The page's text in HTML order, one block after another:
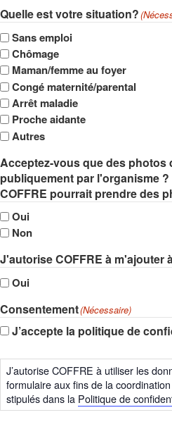
Quelle est votre situation?
Sans emploi
Chômage
Maman/femme au foyer
Congé maternité/parental
Arrêt maladie
Proche aidante
Autres
Acceptez-vous que des photos
publiquement par l'organisme ?
COFFRE pourrait prendre des
Oui
Non
J'autorise COFFRE à m'ajouter
Oui
Consentement(Nécessaire)
J’accepte la politique de
J’autorise COFFRE à utiliser les
formulaire aux fins de la
stipulés dans la Politique de